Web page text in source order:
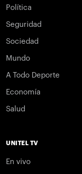
Política
Seguridad
Sociedad
Mundo
A Todo Deporte
Economía
Salud
UNITEL TV
En vivo